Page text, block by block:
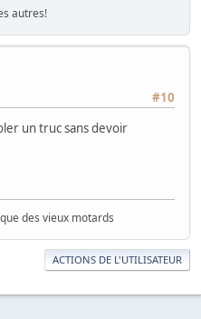
autres!
#10
un truc sans devoir
des vieux motards
ACTIONS DE L'UTILISATEUR